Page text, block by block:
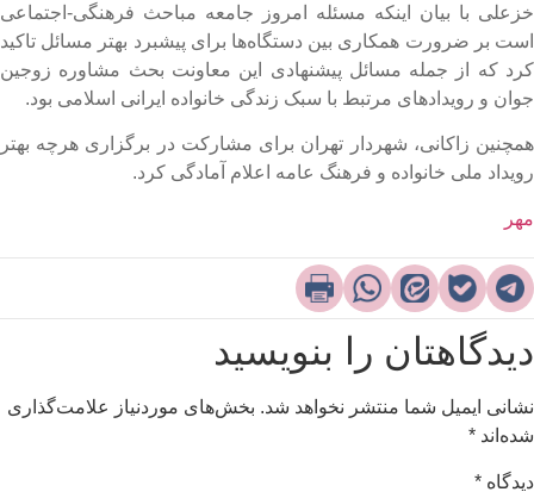
با بیان اینکه مسئله امروز جامعه مباحث فرهنگی-اجتماعی
بر ضرورت همکاری بین دستگاه‌ها برای پیشبرد بهتر مسائل تاکید
که از جمله مسائل پیشنهادی این معاونت بحث مشاوره زوجین
و رویدادهای مرتبط با سبک زندگی خانواده ایرانی اسلامی بود.
زاکانی، شهردار تهران برای مشارکت در برگزاری هرچه بهتر
ملی خانواده و فرهنگ عامه اعلام آمادگی کرد.​
را بنویسید
ایمیل شما منتشر نخواهد شد. بخش‌های موردنیاز علامت‌گذاری
*
*